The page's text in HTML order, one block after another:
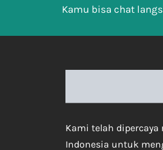
Kamu bisa chat
Kami telah
Indonesia untuk